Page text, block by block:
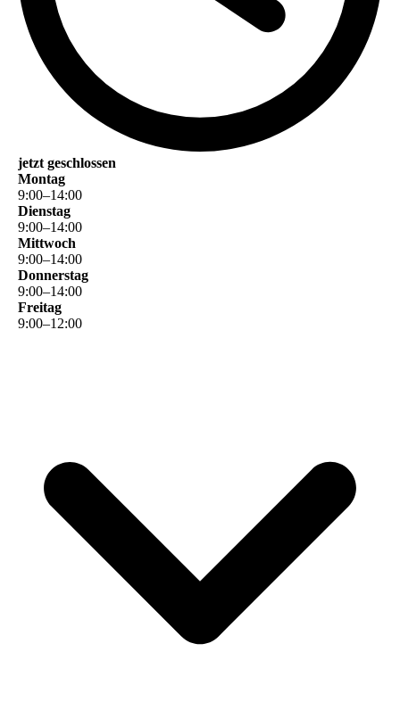
jetzt geschlossen
Montag
9:00–14:00
Dienstag
9:00–14:00
Mittwoch
9:00–14:00
Donnerstag
9:00–14:00
Freitag
9:00–12:00